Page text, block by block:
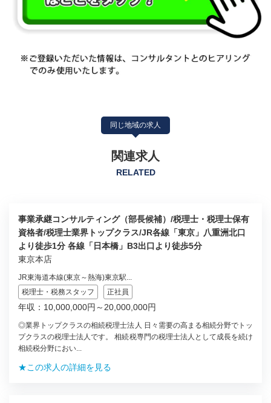
同じ地域の求人
関連求人
RELATED
事業承継コンサルティング（部長候補）/税理士・税理士保有
資格者/税理士業界トップクラス/JR各線「東京」八重洲北口
より徒歩1分 各線「日本橋」B3出口より徒歩5分
東京本店
JR東海道本線(東京～熱海)東京駅...
税理士・税務スタッフ
正社員
年収：10,000,000円～20,000,000円
◎業界トップクラスの相続税理士法人 日々需要の高まる相続分野でトッ
プクラスの税理士法人です。 相続税専門の税理士法人として成長を続け
相続税分野におい...
★この求人の詳細を見る